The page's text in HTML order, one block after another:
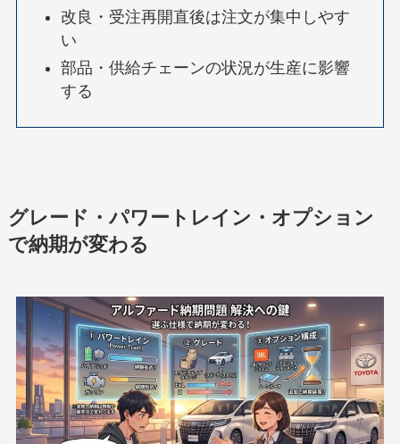
改良・受注再開直後は注文が集中しやす
い
部品・供給チェーンの状況が生産に影響
する
グレード・パワートレイン・オプション
で納期が変わる